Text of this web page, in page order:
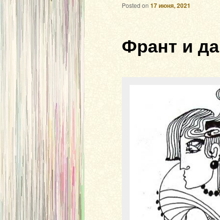
Франт и
Posted on 17 июня, 2021